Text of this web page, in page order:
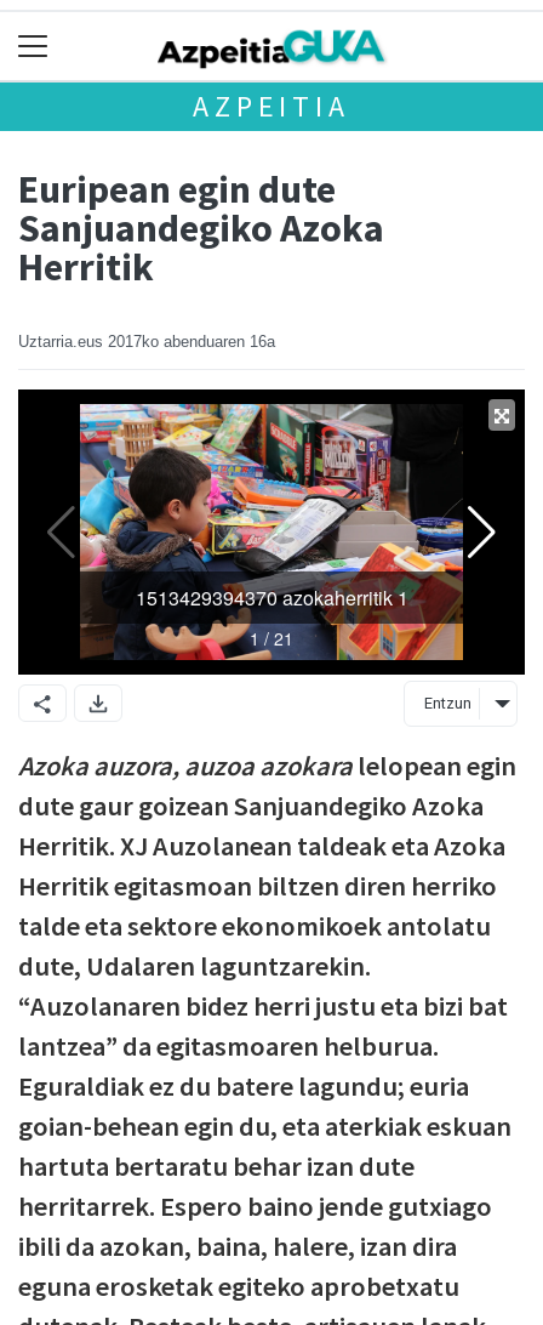
AZPEITIA
Euripean egin dute
Sanjuandegiko Azoka
Herritik
Uztarria.eus 2017ko abenduaren 16a
Entzun
Azoka auzora, auzoa azokara lelopean egin
dute gaur goizean Sanjuandegiko Azoka
Herritik. XJ Auzolanean taldeak eta Azoka
Herritik egitasmoan biltzen diren herriko
talde eta sektore ekonomikoek antolatu
dute, Udalaren laguntzarekin.
“Auzolanaren bidez herri justu eta bizi bat
lantzea” da egitasmoaren helburua.
Eguraldiak ez du batere lagundu; euria
goian-behean egin du, eta aterkiak eskuan
hartuta bertaratu behar izan dute
herritarrek. Espero baino jende gutxiago
ibili da azokan, baina, halere, izan dira
eguna erosketak egiteko aprobetxatu